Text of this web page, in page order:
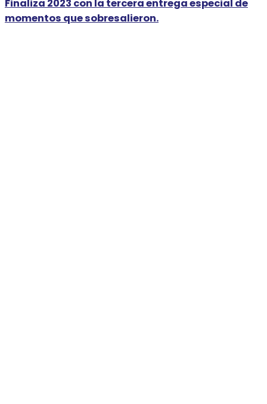
Finaliza 2023 con la tercera entrega especial de
momentos que sobresalieron.